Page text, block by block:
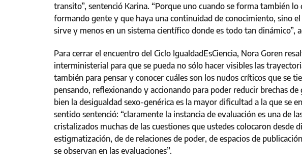
transito”, sentenció Karina. “Porque uno cuando se forma también lo
formando gente y que haya una continuidad de conocimiento, sino
sirve y menos en un sistema científico donde es todo tan dinámico”,
Para cerrar el encuentro del Ciclo IgualdadEsCiencia, Nora Goren
interministerial para que se pueda no sólo hacer visibles las
también para pensar y conocer cuáles son los nudos críticos que se
pensando, reflexionando y accionando para poder reducir brechas
bien la desigualdad sexo-genérica es la mayor dificultad a la que se
sentido sentenció: “claramente la instancia de evaluación es una de
cristalizados muchas de las cuestiones que ustedes colocaron desde
estigmatización, de de relaciones de poder, de espacios de
se observan en las evaluaciones”.